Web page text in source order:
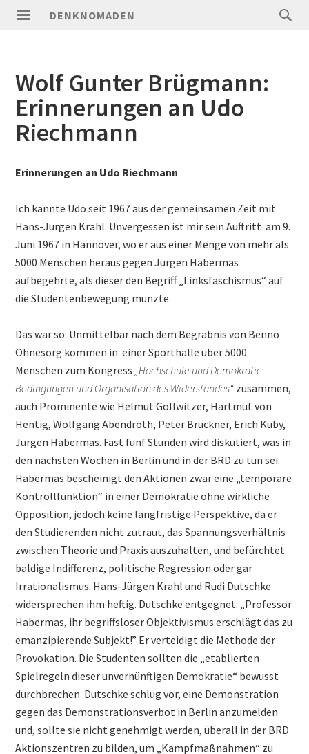
DENKNOMADEN
Wolf Gunter Brügmann:
Erinnerungen an Udo
Riechmann
Erinnerungen an Udo Riechmann
Ich kannte Udo seit 1967 aus der gemeinsamen Zeit mit
Hans-Jürgen Krahl. Unvergessen ist mir sein Auftritt am 9.
Juni 1967 in Hannover, wo er aus einer Menge von mehr als
5000 Menschen heraus gegen Jürgen Habermas
aufbegehrte, als dieser den Begriff „Linksfaschismus“ auf
die Studentenbewegung münzte.
Das war so: Unmittelbar nach dem Begräbnis von Benno
Ohnesorg kommen in einer Sporthalle über 5000
Menschen zum Kongress„Hochschule und Demokratie –
Bedingungen und Organisation des Widerstandes“ zusammen,
auch Prominente wie Helmut Gollwitzer, Hartmut von
Hentig, Wolfgang Abendroth, Peter Brückner, Erich Kuby,
Jürgen Habermas. Fast fünf Stunden wird diskutiert, was in
den nächsten Wochen in Berlin und in der BRD zu tun sei.
Habermas bescheinigt den Aktionen zwar eine „temporäre
Kontrollfunktion“ in einer Demokratie ohne wirkliche
Opposition, jedoch keine langfristige Perspektive, da er
den Studierenden nicht zutraut, das Spannungsverhältnis
zwischen Theorie und Praxis auszuhalten, und befürchtet
baldige Indifferenz, politische Regression oder gar
Irrationalismus. Hans-Jürgen Krahl und Rudi Dutschke
widersprechen ihm heftig. Dutschke entgegnet: „Professor
Habermas, ihr begriffsloser Objektivismus erschlägt das zu
emanzipierende Subjekt!” Er verteidigt die Methode der
Provokation. Die Studenten sollten die „etablierten
Spielregeln dieser unvernünftigen Demokratie“ bewusst
durchbrechen. Dutschke schlug vor, eine Demonstration
gegen das Demonstrationsverbot in Berlin anzumelden
und, sollte sie nicht genehmigt werden, überall in der BRD
Aktionszentren zu bilden, um „Kampfmaßnahmen“ zu